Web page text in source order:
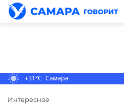
+31°C Самара
Интересное